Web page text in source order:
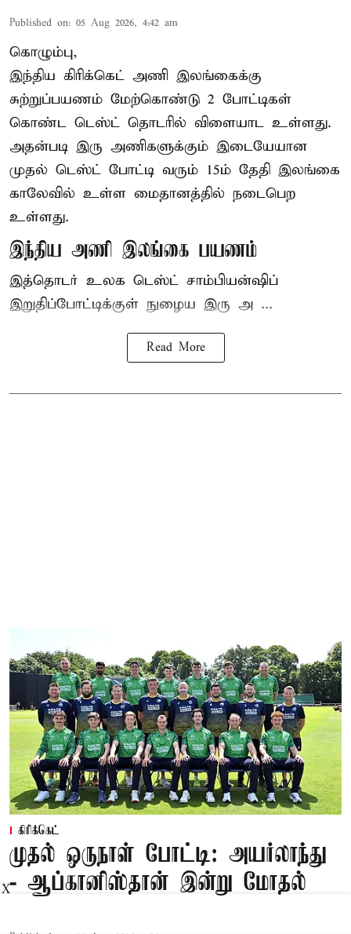
Published on: 05 Aug 2026, 4:42 am
கொழும்பு,
இந்திய கிரிக்கெட் அணி இலங்கைக்கு
சுற்றுப்பயணம் மேற்கொண்டு 2 போட்டிகள்
கொண்ட டெஸ்ட் தொடரில் விளையாட உள்ளது.
அதன்படி இரு அணிகளுக்கும் இடையேயான
முதல் டெஸ்ட் போட்டி வரும் 15ம் தேதி இலங்கை
காலேவில் உள்ள மைதானத்தில் நடைபெற
உள்ளது.
இந்திய அணி இலங்கை பயணம்
இத்தொடர் உலக டெஸ்ட் சாம்பியன்ஷிப்
இறுதிப்போட்டிக்குள் நுழைய இரு அ ...
Read More
கிரிக்கெட்
முதல் ஒருநாள் போட்டி: அயர்லாந்து
- ஆப்கானிஸ்தான் இன்று மோதல்
X